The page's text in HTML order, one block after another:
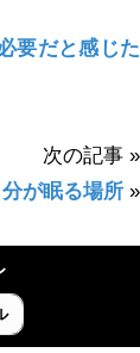
要だと感じた
次の記事 »
が眠る場所 »